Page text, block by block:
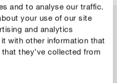
and to analyse our traffic.
your use of our site
and analytics
with other information that
they’ve collected from